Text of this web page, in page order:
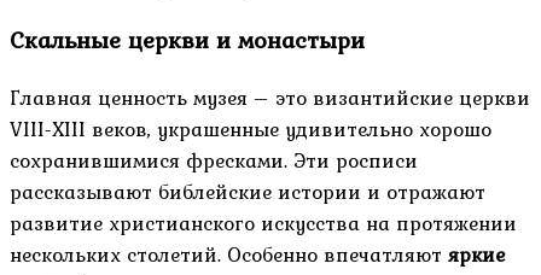
Скальные церкви и монастыри
Главная ценность музея – это византийские церкви
VIII-XIII веков, украшенные удивительно хорошо
сохранившимися фресками. Эти росписи
рассказывают библейские истории и отражают
развитие христианского искусства на протяжении
нескольких столетий. Особенно впечатляют яркие